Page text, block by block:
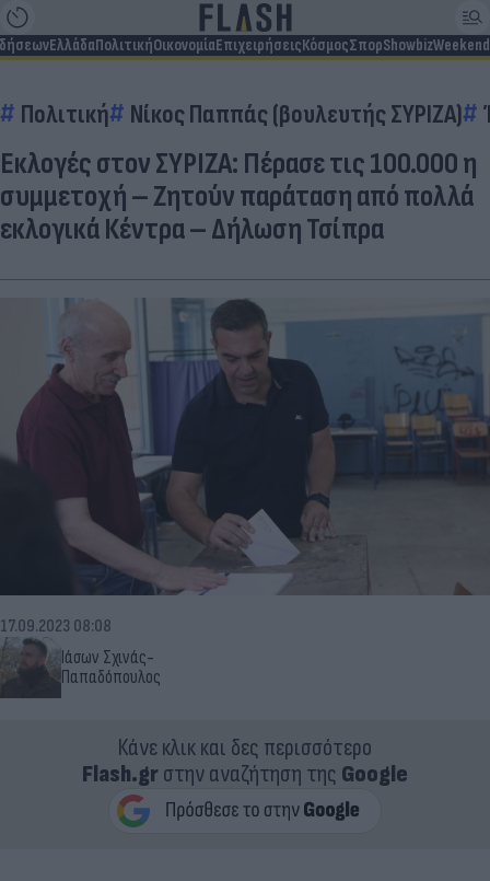
ΕλλάδαΠολιτικήΟικονομίαΕπιχειρήσειςΚόσμοςΣπορShowbizWeekend
Πολιτική Νίκος Παππάς (βουλευτής ΣΥΡΙΖΑ)
Εκλογές στον ΣΥΡΙΖΑ: Πέρασε τις 100.000 η
συμμετοχή – Ζητούν παράταση από πολλά
εκλογικά Κέντρα – Δήλωση Τσίπρα
Ιάσων Σχινάς-
Παπαδόπουλος
17.09.2023 08:08
Κάνε κλικ και δες περισσότερο
Flash.grστην αναζήτηση της Google